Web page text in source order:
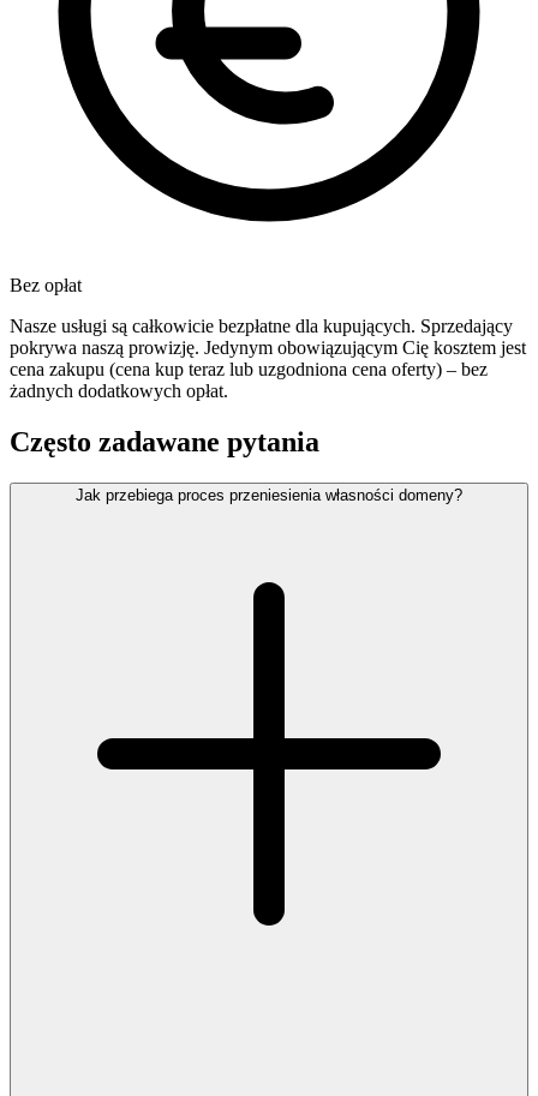
Bez opłat
Nasze usługi są całkowicie bezpłatne dla kupujących. Sprzedający
pokrywa naszą prowizję. Jedynym obowiązującym Cię kosztem jest
cena zakupu (cena kup teraz lub uzgodniona cena oferty) – bez
żadnych dodatkowych opłat.
Często zadawane pytania
Jak przebiega proces przeniesienia własności domeny?